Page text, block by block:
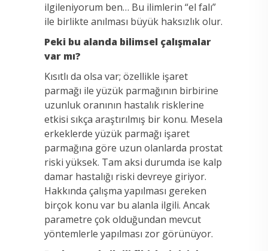
ilgileniyorum ben… Bu ilimlerin “el falı”
ile birlikte anılması büyük haksızlık olur.
Peki bu alanda bilimsel çalışmalar
var mı?
Kısıtlı da olsa var; özellikle işaret
parmağı ile yüzük parmağının birbirine
uzunluk oranının hastalık risklerine
etkisi sıkça araştırılmış bir konu. Mesela
erkeklerde yüzük parmağı işaret
parmağına göre uzun olanlarda prostat
riski yüksek. Tam aksi durumda ise kalp
damar hastalığı riski devreye giriyor.
Hakkında çalışma yapılması gereken
birçok konu var bu alanla ilgili. Ancak
parametre çok olduğundan mevcut
yöntemlerle yapılması zor görünüyor.